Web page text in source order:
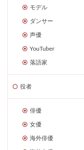
モデル
ダンサー
声優
YouTuber
落語家
役者
俳優
女優
海外俳優